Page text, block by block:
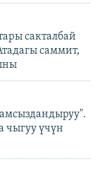
сакталбай
саммит,
чыгуу үчүн